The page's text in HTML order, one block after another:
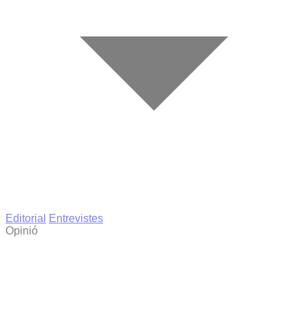
Editorial
Entrevistes
Opinió